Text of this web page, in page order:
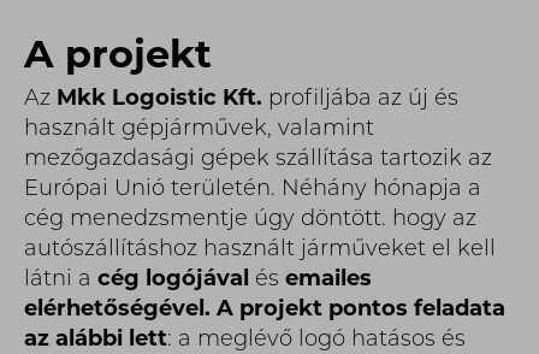
A projekt
Az Mkk Logoistic Kft. profiljába az új és
használt gépjárművek, valamint
mezőgazdasági gépek szállítása tartozik az
Európai Unió területén. Néhány hónapja a
cég menedzsmentje úgy döntött. hogy az
autószállításhoz használt járműveket el kell
látni a cég logójával és emailes
elérhetőségével. A projekt pontos feladata
az alábbi lett: a meglévő logó hatásos és